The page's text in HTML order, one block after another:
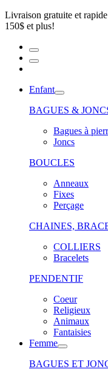
Livraison gratuite et
150$ et plus!
Enfant
BAGUES &
Bagues à
Joncs
BOUCLES
Anneaux
Fixes
Perçage
CHAINES,
COLLIERS
Bracelets
PENDENTIF
Coeur
Religieux
Animaux
Fantaisies
Femme
BAGUES ET